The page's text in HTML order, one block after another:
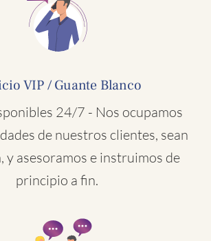
VIP / Guante Blanco
24/7 - Nos ocupamos
de nuestros clientes, sean
y asesoramos e instruimos de
principio a fin.